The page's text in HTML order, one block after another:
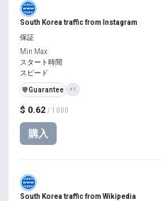
South Korea traffic from Instagram
$ 0.62 / 1000
購入
保証
Min Max
スタート時間
スピード
️🛡️Guarantee +1
South Korea traffic from Wikipedia